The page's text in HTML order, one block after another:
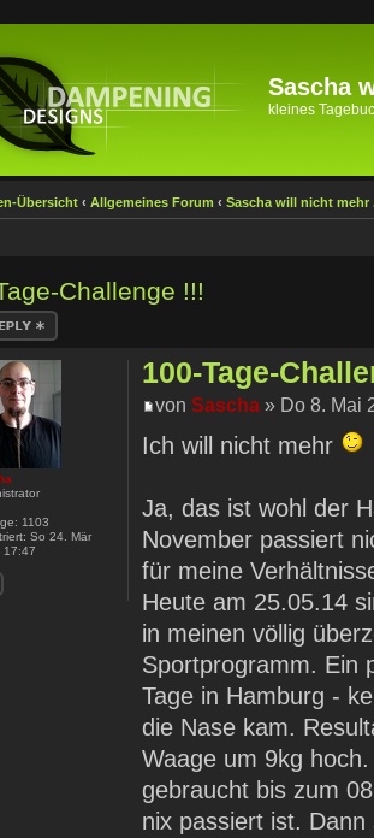
Sascha
kleines
Übersicht ‹ Allgemeines Forum ‹ Sascha will nicht mehr
Challenge !!!
100-Tage-
vonSascha » Do 8. Mai
Ich will nicht mehr
Ja, das ist wohl der
November passiert
für meine
Heute am 25.05.14
in meinen völlig
Sportprogramm. Ein
Tage in Hamburg -
die Nase kam.
Waage um 9kg
gebraucht bis zum
nix passiert ist.
1103
So 24. Mär
17:47